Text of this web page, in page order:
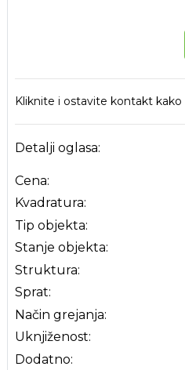
Kliknite i ostavite kontakt
Detalji oglasa:
Cena:
Kvadratura:
Tip objekta:
Stanje objekta:
Struktura:
Sprat:
Način grejanja:
Uknjiženost:
Dodatno: